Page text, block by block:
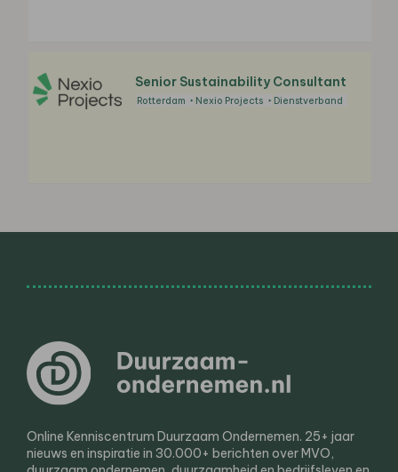
Senior Sustainability Consultant
Rotterdam Nexio Projects Dienstverband
Online Kenniscentrum Duurzaam Ondernemen. 25+ jaar
nieuws en inspiratie in 30.000+ berichten over MVO,